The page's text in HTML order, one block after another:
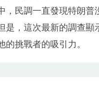
，民調一直發現特朗
是，這次最新的調查
挑戰者的吸引力。